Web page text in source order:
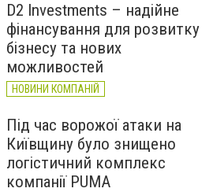
D2 Investments – надійне
фінансування для розвитку
бізнесу та нових
можливостей
НОВИНИ КОМПАНІЙ
Під час ворожої атаки на
Київщину було знищено
логістичний комплекс
компанії PUMA